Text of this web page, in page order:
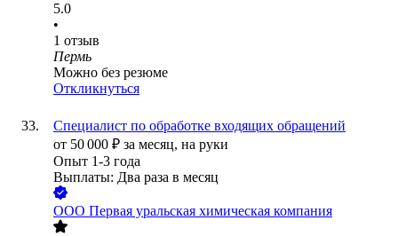
5.0
•
1 отзыв
Пермь
Можно без резюме
Откликнуться
Специалист по обработке входящих обращений
от 50 000 ₽ за месяц, на руки
Опыт 1-3 года
Выплаты: Два раза в месяц
ООО Первая уральская химическая компания